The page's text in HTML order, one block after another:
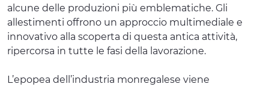
alcune delle produzioni più emblematiche. Gli
allestimenti offrono un approccio multimediale e
innovativo alla scoperta di questa antica attività,
ripercorsa in tutte le fasi della lavorazione.
L’epopea dell’industria monregalese viene